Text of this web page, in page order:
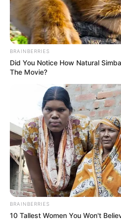
BRAINBERRIES
Did You Notice How Natural
The Movie?
BRAINBERRIES
10 Tallest Women You Won't